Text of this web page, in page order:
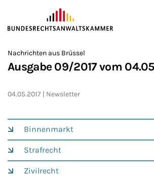
ZUM HAUPTINHALT SPRINGEN
Sie befinden sich hier:
>
Startseite
>
Newsroom
Nachrichten aus Brüssel
Ausgabe 09/2017 vom
04.05.2017 Newsletter
Binnenmarkt
Strafrecht
Zivilrecht